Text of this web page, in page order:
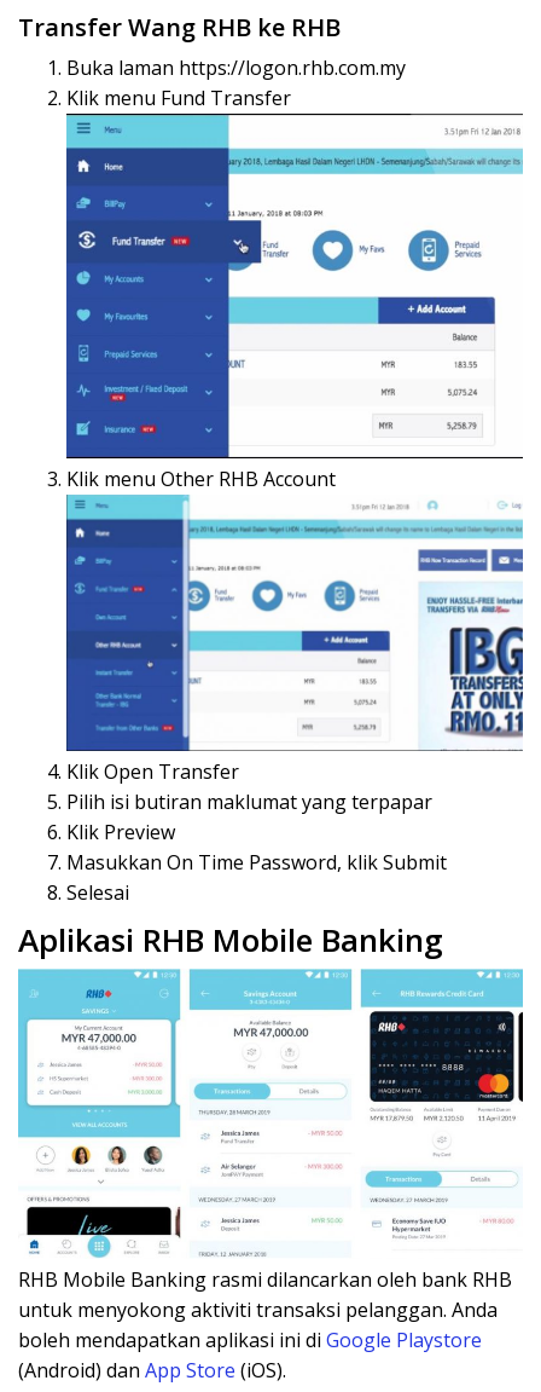
Transfer Wang RHB ke RHB
Buka laman https://logon.rhb.com.my
Klik menu Fund Transfer
Klik menu Other RHB Account
Klik Open Transfer
Pilih isi butiran maklumat yang terpapar
Klik Preview
Masukkan On Time Password, klik Submit
Selesai
Aplikasi RHB Mobile Banking
RHB Mobile Banking rasmi dilancarkan oleh bank RHB
untuk menyokong aktiviti transaksi pelanggan. Anda
boleh mendapatkan aplikasi ini di Google Playstore
(Android) dan App Store (iOS).